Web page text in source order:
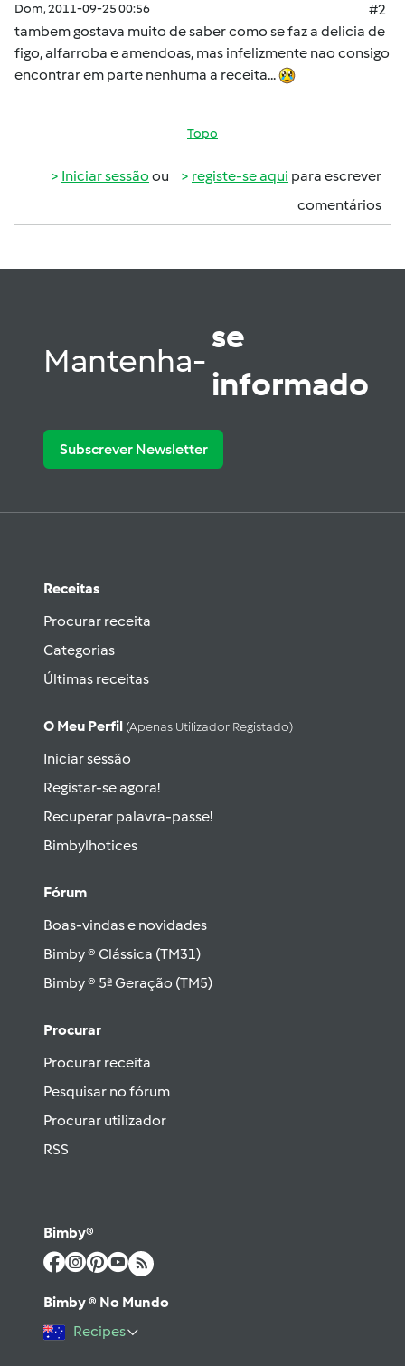
Dom, 2011-09-25 00:56
#2
tambem gostava muito de saber como se faz a delicia de
figo, alfarroba e amendoas, mas infelizmente nao consigo
encontrar em parte nenhuma a receita...
Topo
Iniciar sessão ou registe-se aqui para escrever
comentários
Mantenha-
se
informado
Subscrever Newsletter
Receitas
Procurar receita
Categorias
Últimas receitas
O Meu Perfil (apenas Utilizador Registado)
Iniciar sessão
Registar-se agora!
Recuperar palavra-passe!
Bimbylhotices
Fórum
Boas-vindas e novidades
Bimby ® Clássica (TM31)
Bimby ® 5ª Geração (TM5)
Procurar
Procurar receita
Pesquisar no fórum
Procurar utilizador
RSS
Bimby®
Bimby ® No Mundo
Recipes